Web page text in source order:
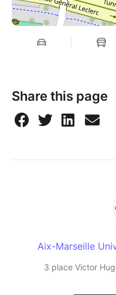
Share this page
Aix-Marseille
3 place Victor